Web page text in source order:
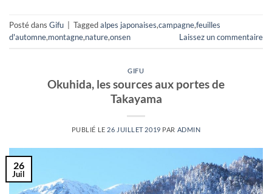
Posté dans Gifu Taggedalpes japonaises,campagne,feuilles
d'automne,montagne,nature,onsen Laissez un commentaire
GIFU
Okuhida, les sources aux portes de
Takayama
PUBLIÉ LE 26 JUILLET 2019 PAR ADMIN
26
Juil